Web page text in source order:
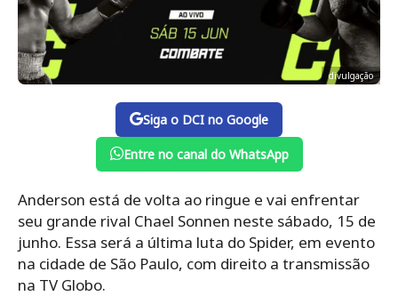
divulgação
Siga o DCI no Google
Entre no canal do WhatsApp
Anderson está de volta ao ringue e vai enfrentar
seu grande rival Chael Sonnen neste sábado, 15 de
junho. Essa será a última luta do Spider, em evento
na cidade de São Paulo, com direito a transmissão
na TV Globo.